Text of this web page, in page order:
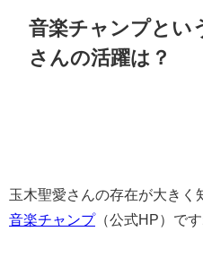
音楽チャンプとい
さんの活躍は？
玉木聖愛さんの存在が大きく
音楽チャンプ（公式HP）です